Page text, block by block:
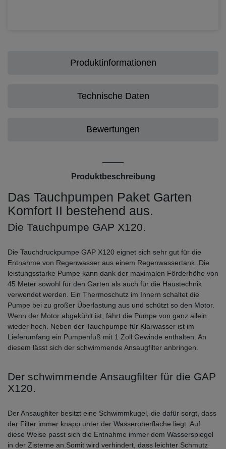
Produktinformationen
Technische Daten
Bewertungen
Produktbeschreibung
Das Tauchpumpen Paket Garten
Komfort II bestehend aus.
Die Tauchpumpe GAP X120.
Die Tauchdruckpumpe GAP X120 eignet sich sehr gut für die
Entnahme von Regenwasser aus einem Regenwassertank. Die
leistungsstarke Pumpe kann dank der maximalen Förderhöhe von
45 Meter sowohl für den Garten als auch für die Haustechnik
verwendet werden. Ein Thermoschutz im Innern schaltet die
Pumpe bei zu großer Überlastung aus und schützt so den Motor.
Wenn der Motor abgekühlt ist, fährt die Pumpe von ganz allein
wieder hoch. Neben der Tauchpumpe für Klarwasser ist im
Lieferumfang ein Pumpenfuß mit 1 Zoll Gewinde enthalten. An
diesem lässt sich der schwimmende Ansaugfilter anbringen.
Der schwimmende Ansaugfilter für die GAP
X120.
Der Ansaugfilter besitzt eine Schwimmkugel, die dafür sorgt, dass
der Filter immer knapp unter der Wasseroberfläche liegt. Auf
diese Weise passt sich die Entnahme immer dem Wasserspiegel
in der Zisterne an.Somit wird verhindert, dass leichter Schmutz